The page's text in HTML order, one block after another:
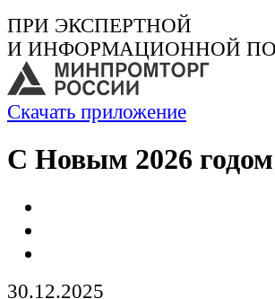
ПРИ ЭКСПЕРТНОЙ
И ИНФОРМАЦИОННОЙ
Скачать приложение
С Новым 2026
30.12.2025